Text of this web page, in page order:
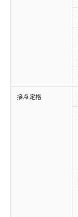
接点定格